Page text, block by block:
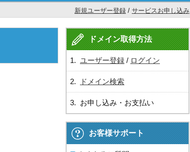
新規ユーザー登録 / サービスお申し込み
ドメイン取得方法
1. ユーザー登録 / ログイン
2. ドメイン検索
3. お申し込み・お支払い
お客様サポート